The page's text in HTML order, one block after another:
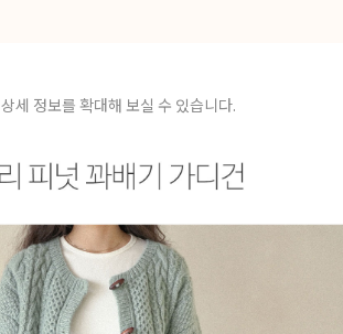
상세 정보를 확대해 보실 수 있습니다.